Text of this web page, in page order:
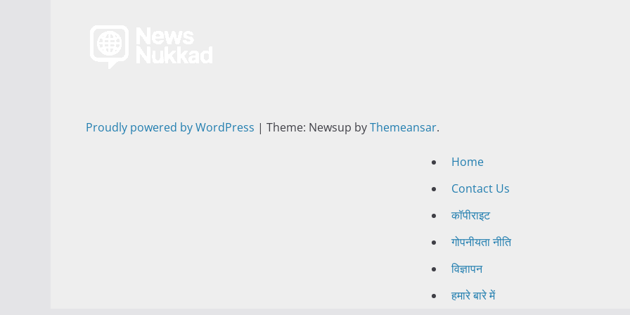
Proudly powered by WordPress | Theme: Newsup byThemeansar.
Home
Contact Us
कॉपीराइट
गोपनीयता नीति
विज्ञापन
हमारे बारे में